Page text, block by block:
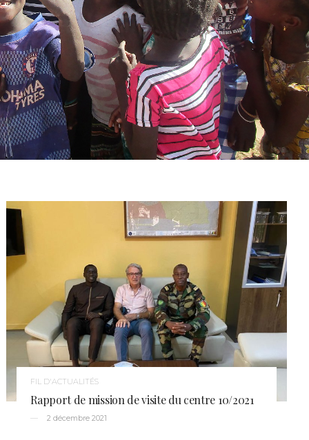
FIL D'ACTUALITÉS
Rapport de mission de visite du centre 10/2021
2 décembre 2021